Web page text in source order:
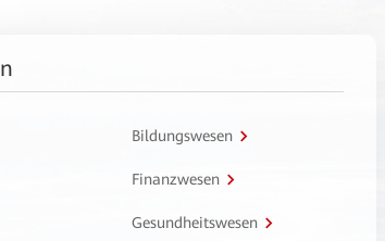
Bildungswesen
Finanzwesen
Gesundheitswesen